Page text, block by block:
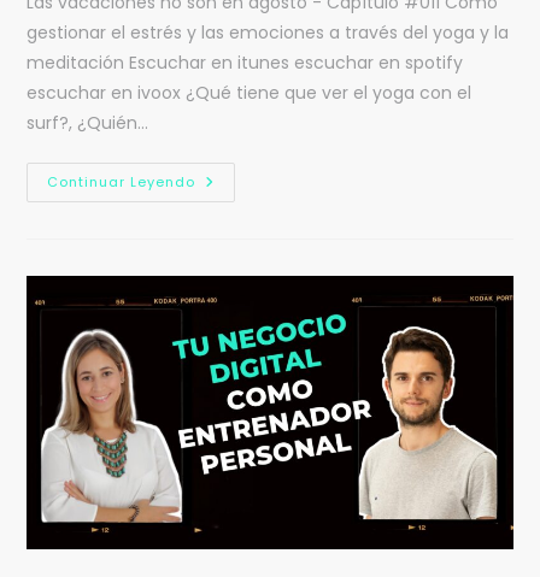
gestionar el estrés y las emociones a través del yoga y la
meditación Escuchar en itunes escuchar en spotify
escuchar en ivoox ¿Qué tiene que ver el yoga con el
surf?, ¿Quién…
Continuar Leyendo